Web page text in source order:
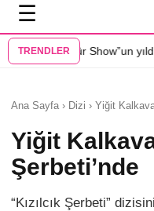
☰
TRENDLER
yıldızları Burak
Ana Sayfa › Dizi › Yiğit
Yiğit
Şerbeti’nde
“Kızılcık Şerbeti”